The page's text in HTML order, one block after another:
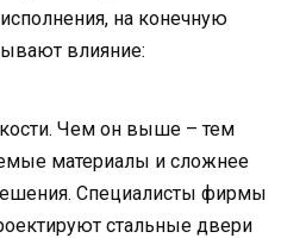
на конечную
влияние:
Чем он выше – тем
материалы и сложнее
Специалисты фирмы
стальные двери